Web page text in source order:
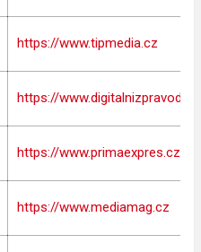
https://www.tipmedia.cz
https://
https://www.primaexpres.cz
https://www.mediamag.cz